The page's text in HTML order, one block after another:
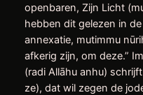
openbaren, Zijn Licht
hebben dit gelezen in
annexatie, mutimmu
afkerig zijn, om deze.”
(radi Allāhu anhu)
ze), dat wil zegen de